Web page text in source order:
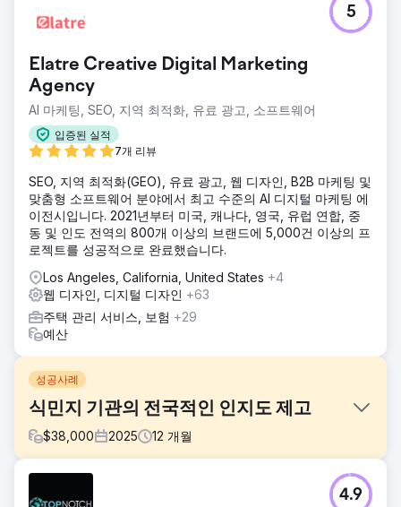
Elatre Creative Digital Marketing
Agency
AI 마케팅, SEO, 지역 최적화, 유료 광고, 소프트웨어
입증된 실적
7개 리뷰
5
SEO, 지역 최적화(GEO), 유료 광고, 웹 디자인, B2B 마케팅 및
맞춤형 소프트웨어 분야에서 최고 수준의 AI 디지털 마케팅 에
이전시입니다. 2021년부터 미국, 캐나다, 영국, 유럽 연합, 중
동 및 인도 전역의 800개 이상의 브랜드에 5,000건 이상의 프
로젝트를 성공적으로 완료했습니다.
Los Angeles, California, United States +4
웹 디자인, 디지털 디자인 +63
주택 관리 서비스, 보험 +29
예산
성공사례
식민지 기관의 전국적인 인지도 제고
$38,000 2025 12 개월
Colonial Agency는 전국적인 인지도를 확대하고 미국 내 여러
4.9